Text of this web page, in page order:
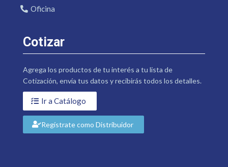
Oficina
Cotizar
Agrega los productos de tu interés a tu lista de
Cotización, envía tus datos y recibirás todos los detalles.
Ir a Catálogo
Regístrate como Distribuidor